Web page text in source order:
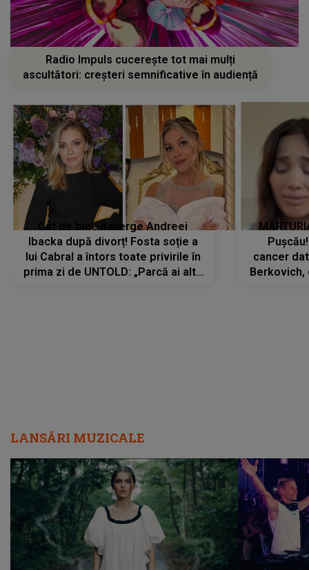
Radio Impuls cucerește tot mai mulți
ascultători: creșteri semnificative în audiență
Cât de bine îi merge Andreei
Ibacka după divorț! Fosta soție a
lui Cabral a întors toate privirile în
prima zi de UNTOLD: „Parcă ai altă
cancer
Berkovich,
LANSĂRI MUZICALE